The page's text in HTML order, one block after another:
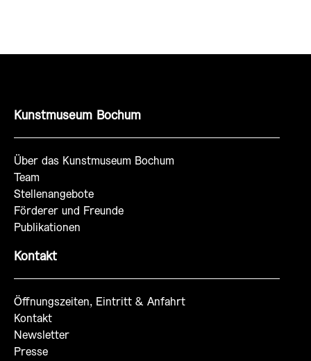
Kunstmuseum Bochum
Über das Kunstmuseum Bochum
Team
Stellenangebote
Förderer und Freunde
Publikationen
Kontakt
Öffnungszeiten, Eintritt & Anfahrt
Kontakt
Newsletter
Presse